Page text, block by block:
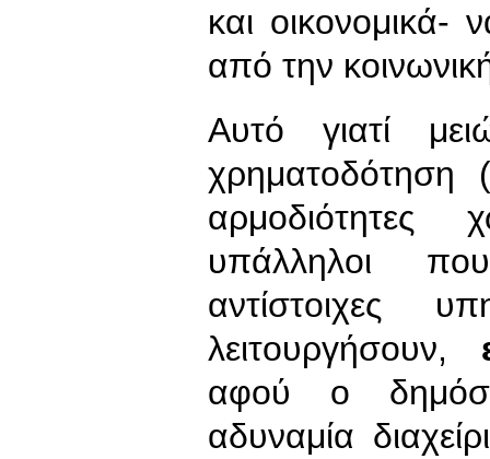
και οικονομικά-
από την
Αυτό γιατί
χρηματοδότηση
αρμοδιότητες
υπάλληλοι
αντίστοιχες
λειτουργήσουν,
αφού ο
αδυναμία